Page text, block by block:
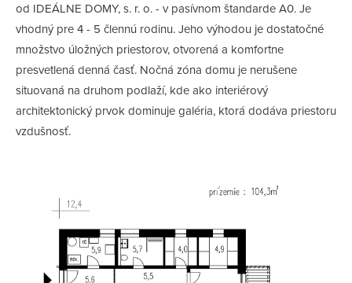
od IDEÁLNE DOMY, s. r. o. - v pasívnom štandarde A0. Je
vhodný pre 4 - 5 člennú rodinu. Jeho výhodou je dostatočné
množstvo úložných priestorov, otvorená a komfortne
presvetlená denná časť. Nočná zóna domu je nerušene
situovaná na druhom podlaží, kde ako interiérový
architektonický prvok dominuje galéria, ktorá dodáva priestoru
vzdušnosť.